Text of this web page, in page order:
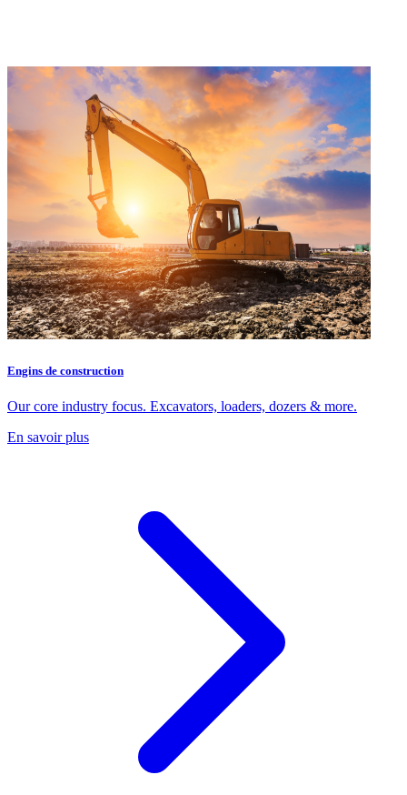
Engins de construction
Our core industry focus. Excavators, loaders, dozers & more.
En savoir plus